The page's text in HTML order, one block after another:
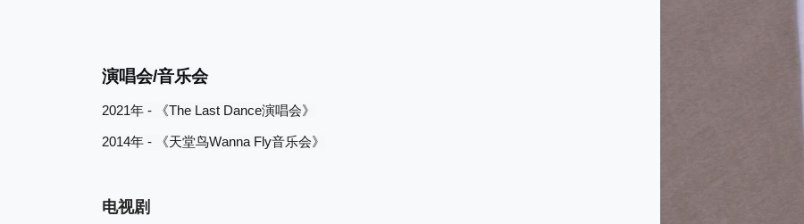
演唱会/音乐会
2021年 - 《The Last Dance演唱会》
2014年 - 《天堂鸟Wanna Fly音乐会》
电视剧